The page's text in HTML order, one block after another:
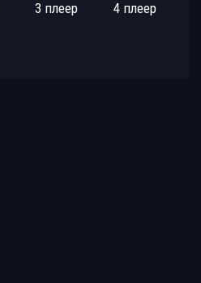
3 плеер 4 плеер